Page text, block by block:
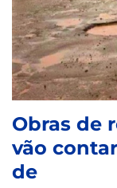
Obras de
vão
de